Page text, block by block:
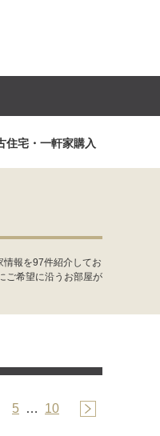
住宅・一軒家購入
報を97件紹介してお
ご希望に沿うお部屋が
5 … 10